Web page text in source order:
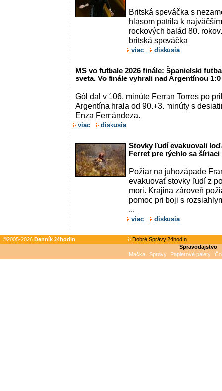
Britská speváčka s
hlasom patrila k
rockových balád 80.
britská speváčka
viac diskusia
MS vo futbale 2026 finále: Španielski
sveta. Vo finále vyhrali nad Argentínou
Gól dal v 106. minúte Ferran Torres po
Argentína hrala od 90.+3. minúty s
Enza Fernándeza.
viac diskusia
Stovky ľudí evakuovali
Ferret pre rýchlo sa šíriaci
Požiar na juhozápade
evakuovať stovky ľudí z
mori. Krajina zároveň
pomoc pri boji s
...
viac diskusia
©2005-2026 Denník 24hodin
Dobré Správy 24hodín
Spravodajstvo
Mačka
Správy Papierové palety